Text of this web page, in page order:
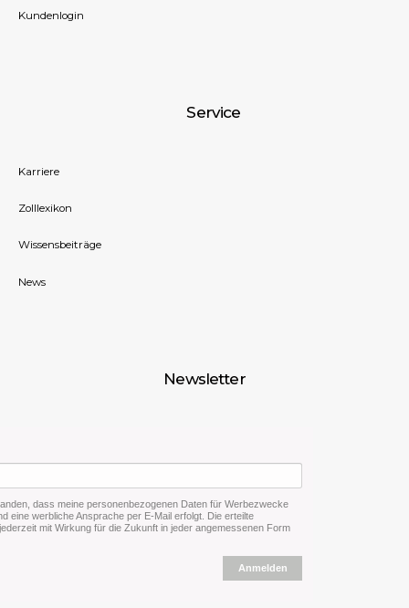
Kundenlogin
Service
Karriere
Zolllexikon
Wissensbeiträge
News
Newsletter
dass meine personenbezogenen Daten für Werbezwecke
eine werbliche Ansprache per E-Mail erfolgt. Die erteilte
mit Wirkung für die Zukunft in jeder angemessenen Form
Anmelden